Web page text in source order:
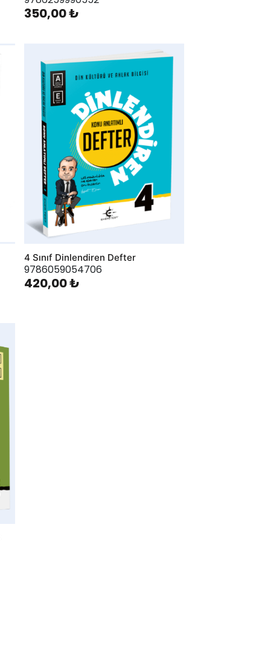
350,00 ₺
AddToWishlist
4 Sınıf Dinlendiren Defter
9786059054706
420,00 ₺